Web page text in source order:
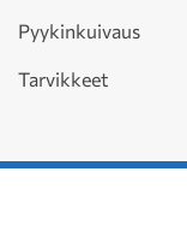
Pyykinkuivaus
Tarvikkeet